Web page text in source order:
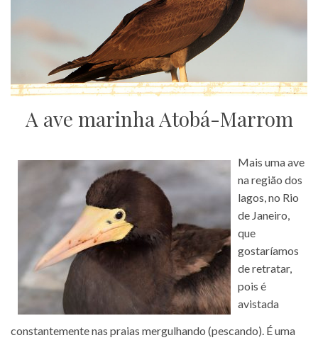
A ave marinha Atobá-Marrom
Mais uma ave
na região dos
lagos, no Rio
de Janeiro,
que
gostaríamos
de retratar,
pois é
avistada
constantemente nas praias mergulhando (pescando). É uma